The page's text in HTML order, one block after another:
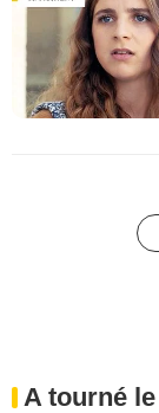
A tourné